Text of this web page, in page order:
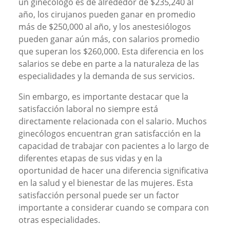
año, los cirujanos pueden ganar en promedio
más de $250,000 al año, y los anestesiólogos
pueden ganar aún más, con salarios promedio
que superan los $260,000. Esta diferencia en los
salarios se debe en parte a la naturaleza de las
especialidades y la demanda de sus servicios.
Sin embargo, es importante destacar que la
satisfacción laboral no siempre está
directamente relacionada con el salario. Muchos
ginecólogos encuentran gran satisfacción en la
capacidad de trabajar con pacientes a lo largo de
diferentes etapas de sus vidas y en la
oportunidad de hacer una diferencia significativa
en la salud y el bienestar de las mujeres. Esta
satisfacción personal puede ser un factor
importante a considerar cuando se compara con
otras especialidades.